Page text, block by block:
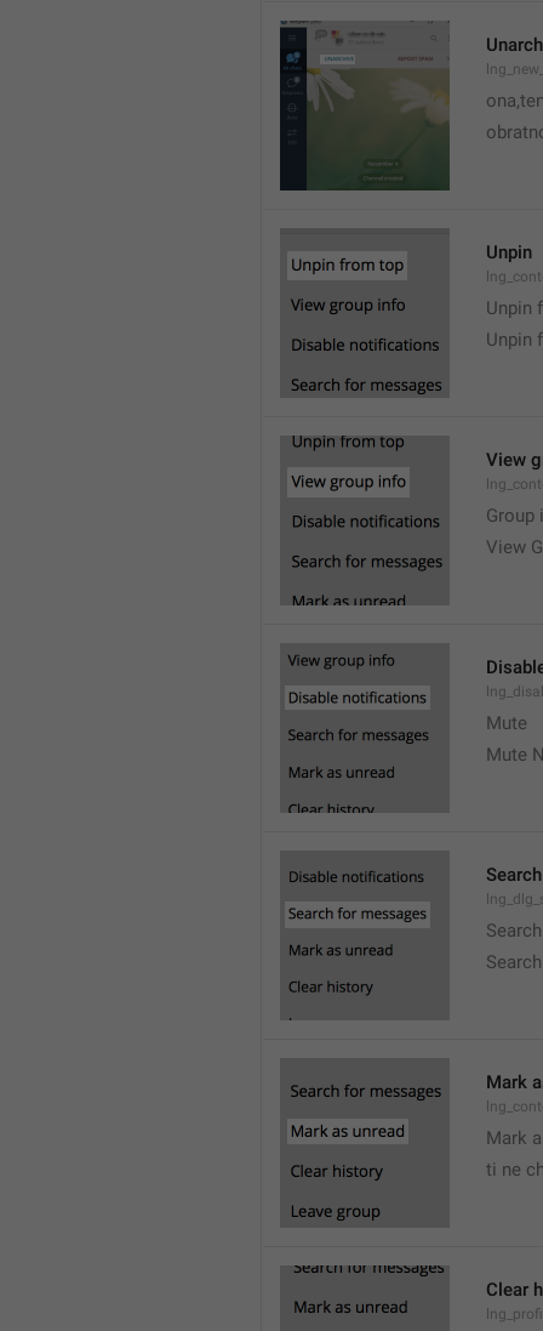
Unpin
Unpin
Unpin
View
Group
View
Mute
Mute
Mark
Mark
ti ne
Clear